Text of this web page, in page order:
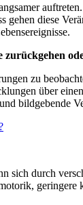
diese
zu
über
bildgebende
sich durch